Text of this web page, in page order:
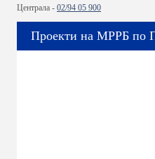
Централа - 02/94 05 900
Проекти на МРРБ по